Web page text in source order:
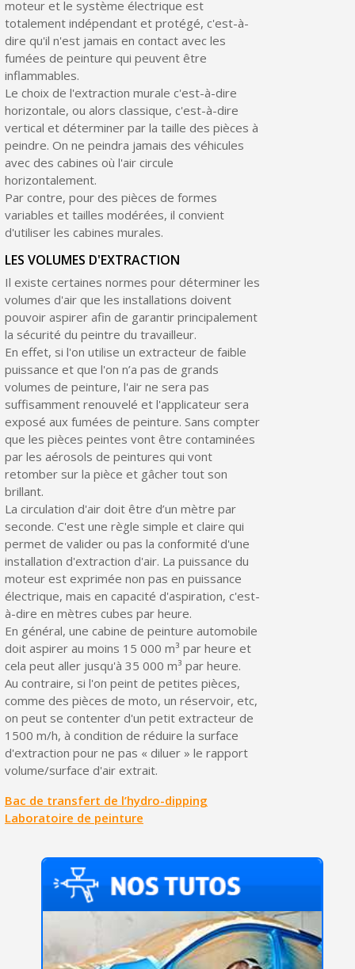
moteur et le système électrique est
totalement indépendant et protégé, c'est-à-
dire qu'il n'est jamais en contact avec les
fumées de peinture qui peuvent être
inflammables.
Le choix de l'extraction murale c'est-à-dire
horizontale, ou alors classique, c'est-à-dire
vertical et déterminer par la taille des pièces à
peindre. On ne peindra jamais des véhicules
avec des cabines où l'air circule
horizontalement.
Par contre, pour des pièces de formes
variables et tailles modérées, il convient
d'utiliser les cabines murales.
LES VOLUMES D'EXTRACTION
Il existe certaines normes pour déterminer les
volumes d'air que les installations doivent
pouvoir aspirer afin de garantir principalement
la sécurité du peintre du travailleur.
En effet, si l'on utilise un extracteur de faible
puissance et que l'on n’a pas de grands
volumes de peinture, l'air ne sera pas
suffisamment renouvelé et l'applicateur sera
exposé aux fumées de peinture. Sans compter
que les pièces peintes vont être contaminées
par les aérosols de peintures qui vont
retomber sur la pièce et gâcher tout son
brillant.
La circulation d'air doit être d’un mètre par
seconde. C'est une règle simple et claire qui
permet de valider ou pas la conformité d'une
installation d'extraction d'air. La puissance du
moteur est exprimée non pas en puissance
électrique, mais en capacité d'aspiration, c'est-
à-dire en mètres cubes par heure.
En général, une cabine de peinture automobile
doit aspirer au moins 15 000 m³ par heure et
cela peut aller jusqu'à 35 000 m³ par heure.
Au contraire, si l'on peint de petites pièces,
comme des pièces de moto, un réservoir, etc,
on peut se contenter d'un petit extracteur de
1500 m/h, à condition de réduire la surface
d'extraction pour ne pas « diluer » le rapport
volume/surface d'air extrait.
Bac de transfert de l’hydro-dipping
Laboratoire de peinture